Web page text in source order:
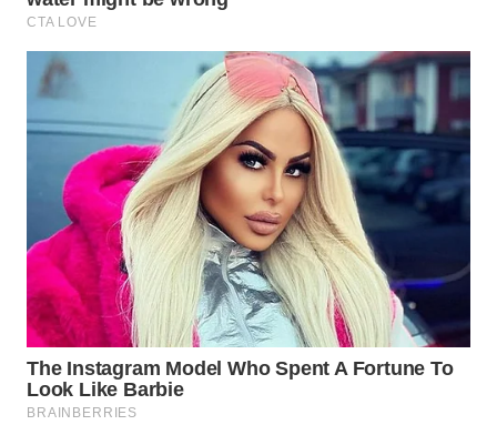
WN
LAWAS
WN
SUMEDANG
WN
CIANJUR
WN
KEPULAUAN
SERIBU
WN
TANGERANG